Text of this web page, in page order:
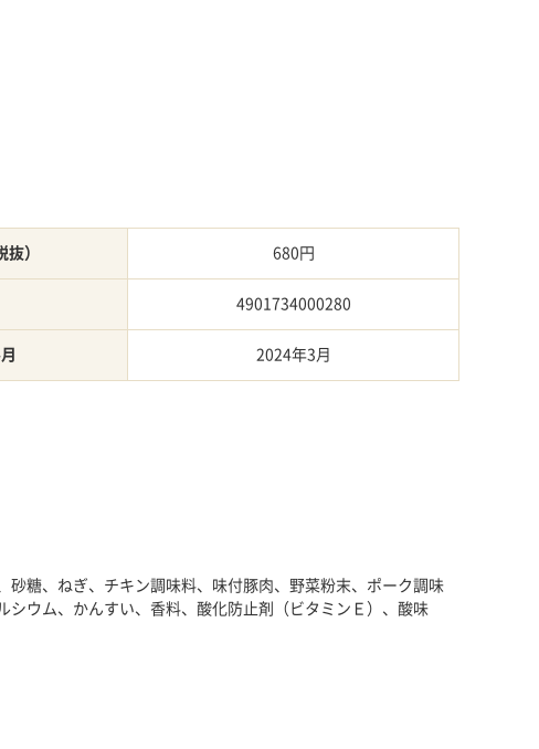
） 680円
4901734000280
2024年3月
糖、ねぎ、チキン調味料、味付豚肉、野菜粉末、ポーク調味
ウム、かんすい、香料、酸化防止剤（ビタミンＥ）、酸味